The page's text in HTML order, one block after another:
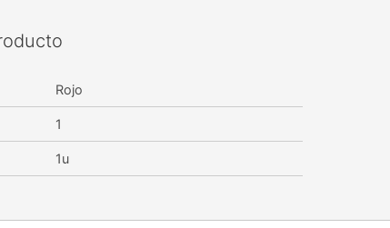
Rojo
1
1u